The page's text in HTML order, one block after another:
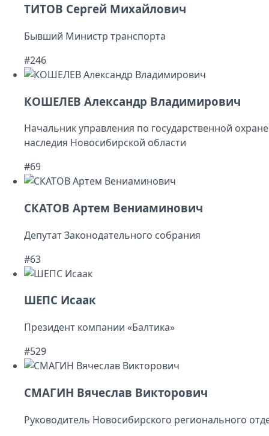
ТИТОВ Сергей Михайлович
Бывший Министр транспорта
#246
КОШЕЛЕВ Александр Владимирович
Начальник управления по государственной
наследия Новосибирской области
#69
СКАТОВ Артем Вениаминович
Депутат Законодательного собрания
#63
ШЕПС Исаак
Президент компании «Балтика»
#529
СМАГИН Вячеслав Викторович
Руководитель Новосибирского регионального